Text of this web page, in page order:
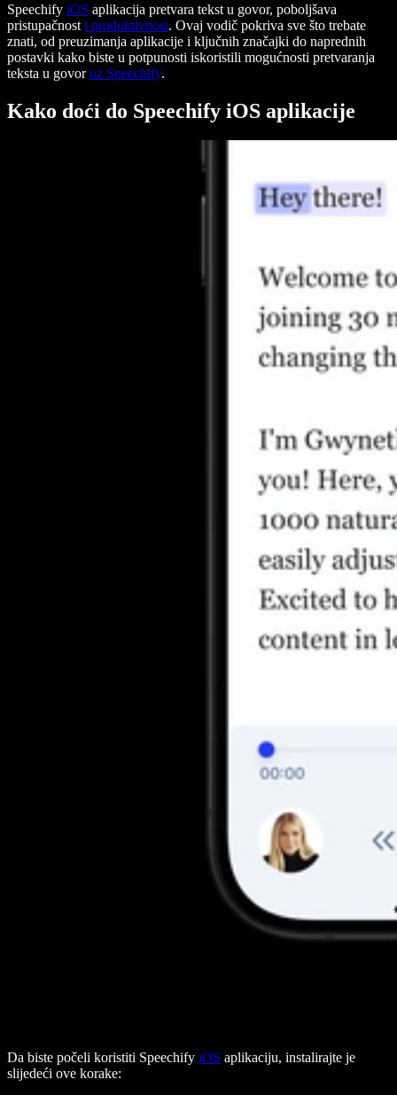
Speechify iOS aplikacija pretvara tekst u govor, poboljšava
pristupačnost i produktivnost. Ovaj vodič pokriva sve što trebate
znati, od preuzimanja aplikacije i ključnih značajki do naprednih
postavki kako biste u potpunosti iskoristili mogućnosti pretvaranja
teksta u govoruz Speechify.
Kako doći do Speechify iOS aplikacije
Da biste počeli koristiti Speechify iOS aplikaciju, instalirajte je
slijedeći ove korake: